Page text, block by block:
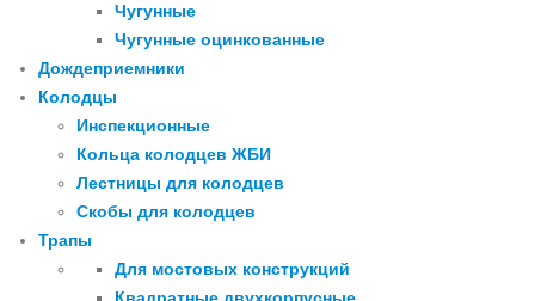
Чугунные
Чугунные оцинкованные
Дождеприемники
Колодцы
Инспекционные
Кольца колодцев ЖБИ
Лестницы для колодцев
Скобы для колодцев
Трапы
Для мостовых конструкций